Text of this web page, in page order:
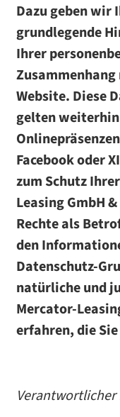
Dazu geben wir
grundlegende
Ihrer
Website. Diese
gelten
Facebook oder
zum Schutz
Leasing GmbH
Rechte als
den
Datenschutz-
natürliche und
Mercator-
erfahren, die